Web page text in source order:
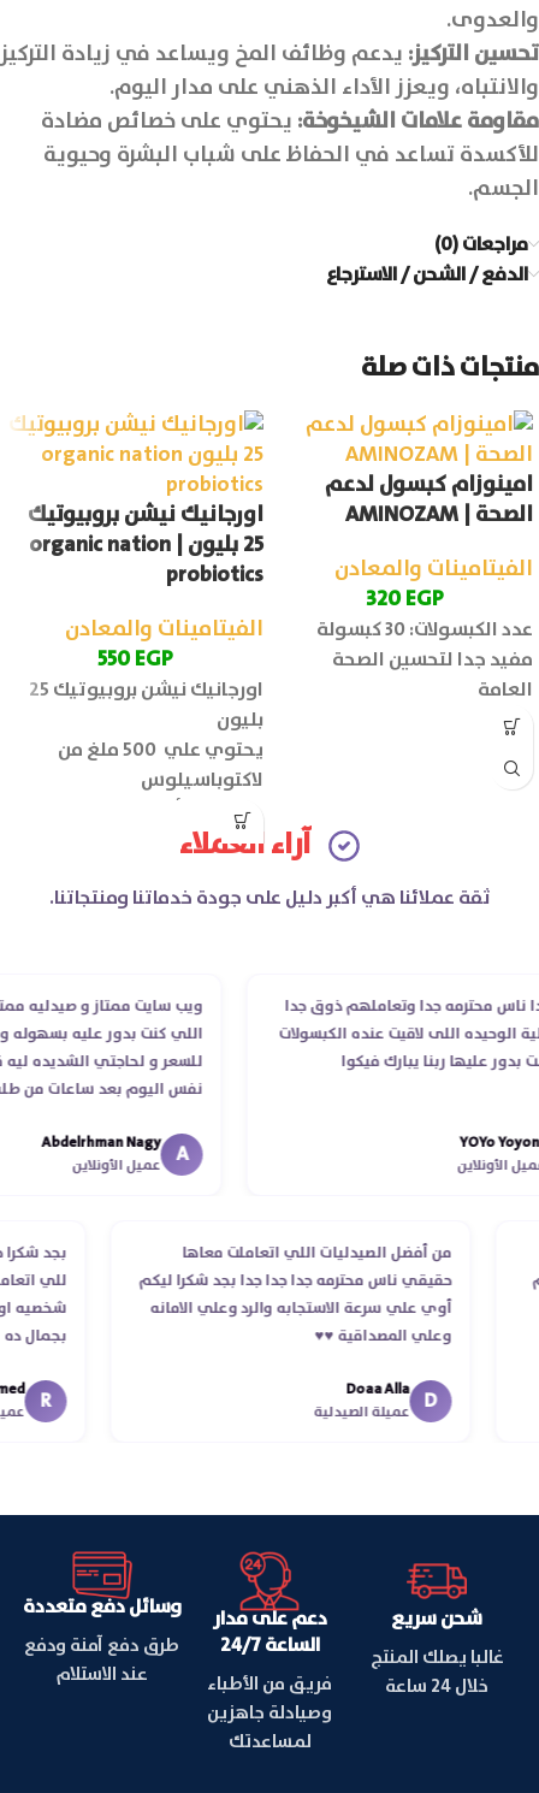
والعدوى.
تحسين التركيز: يدعم وظائف المخ ويساعد في زيادة التركيز
والانتباه، ويعزز الأداء الذهني على مدار اليوم.
مقاومة علامات الشيخوخة: يحتوي على خصائص مضادة
للأكسدة تساعد في الحفاظ على شباب البشرة وحيوية
الجسم.
مراجعات (0)
الدفع / الشحن / الاسترجاع
منتجات ذات صلة
امينوزام كبسول لدعم
الصحة | AMINOZAM
الفيتامينات والمعادن
320EGP
عدد الكبسولات: 30 كبسولة
مفيد جدا لتحسين الصحة
العامة
اورجانيك نيشن بروبيوتيك
25 بليون | organic nation
probiotics
الفيتامينات والمعادن
550EGP
اورجانيك نيشن بروبيوتيك 25
بليون
يحتوي علي 500 ملغ من
لاكتوباسيلوس
الإينولين (ألياف البريبايوتك):
100 ملغ
آراء العملاء
ثقة عملائنا هي أكبر دليل على جودة خدماتنا ومنتجاتنا.
محترمه جدا وتعاملهم ذوق جدا
اللى لاقيت عنده الكبسولات
عليها ربنا يبارك فيكوا
YOYo
ويب سايت ممتاز و صيدليه ممتازه
اللي كنت بدور عليه بسهوله و من
للسعر و لحاجتي الشديده ليه
نفس اليوم بعد ساعات من طلبي
انتهاء موعد عمله ..فضل يتابع
استلمت ..شكرا جزيلا ليكم
Abdelrhman Nagy
عميل الأونلاين
من أفضل الصيدليات اللي اتعاملت معاها
حقيقي ناس محترمه جدا جدا جدا بجد شكرا ليكم
أوي علي سرعة الاستجابه والرد وعلي الامانه
وعلي المصداقية ♥️♥️‏
D
Doaa Alla
عميلة الصيدلية
بجد
للي
R
شحن سريع
غالبا يصلك المنتج
خلال 24 ساعة
دعم على مدار
الساعة 24/7
فريق من الأطباء
وصيادلة جاهزين
لمساعدتك
وسائل دفع متعددة
طرق دفع آمنة ودفع
عند الاستلام